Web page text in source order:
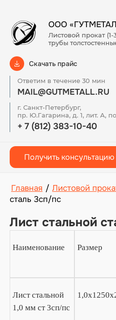
ООО
Листовой прокат
трубы
Скачать прайс
Ответим в течение 30 мин
MAIL@GUTMETALL.RU
г. Санкт-Петербург,
пр. Ю.Гагарина, д. 1, лит. А,
+ 7 (812) 383-10-40
Получить консультацию
Главная / Листовой
сталь 3сп/пс
Лист стальной
Наименование Размер
Лист стальной
1,0 мм ст 3сп/пс